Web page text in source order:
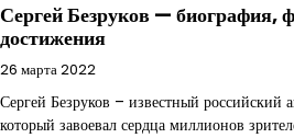
Сергей Безруков — биография,
достижения
26 марта 2022
Сергей Безруков – известный российский
который завоевал сердца миллионов